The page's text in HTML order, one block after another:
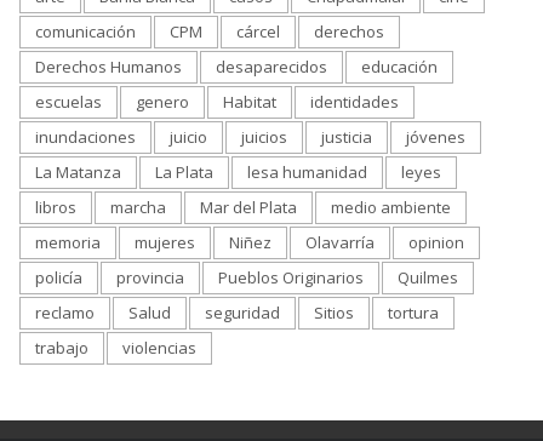
comunicación
CPM cárcel
derechos
Derechos Humanos
desaparecidos
educación
escuelas
genero Habitat
identidades
inundaciones
juicio juicios justicia
jóvenes
La Matanza
La Plata lesa humanidad
leyes
libros
marcha Mar del Plata
medio ambiente
memoria
mujeres Niñez Olavarría
opinion
policía
provincia Pueblos Originarios
Quilmes
reclamo
Salud seguridad Sitios
tortura
trabajo
violencias